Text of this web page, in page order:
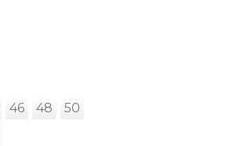
46 48 50